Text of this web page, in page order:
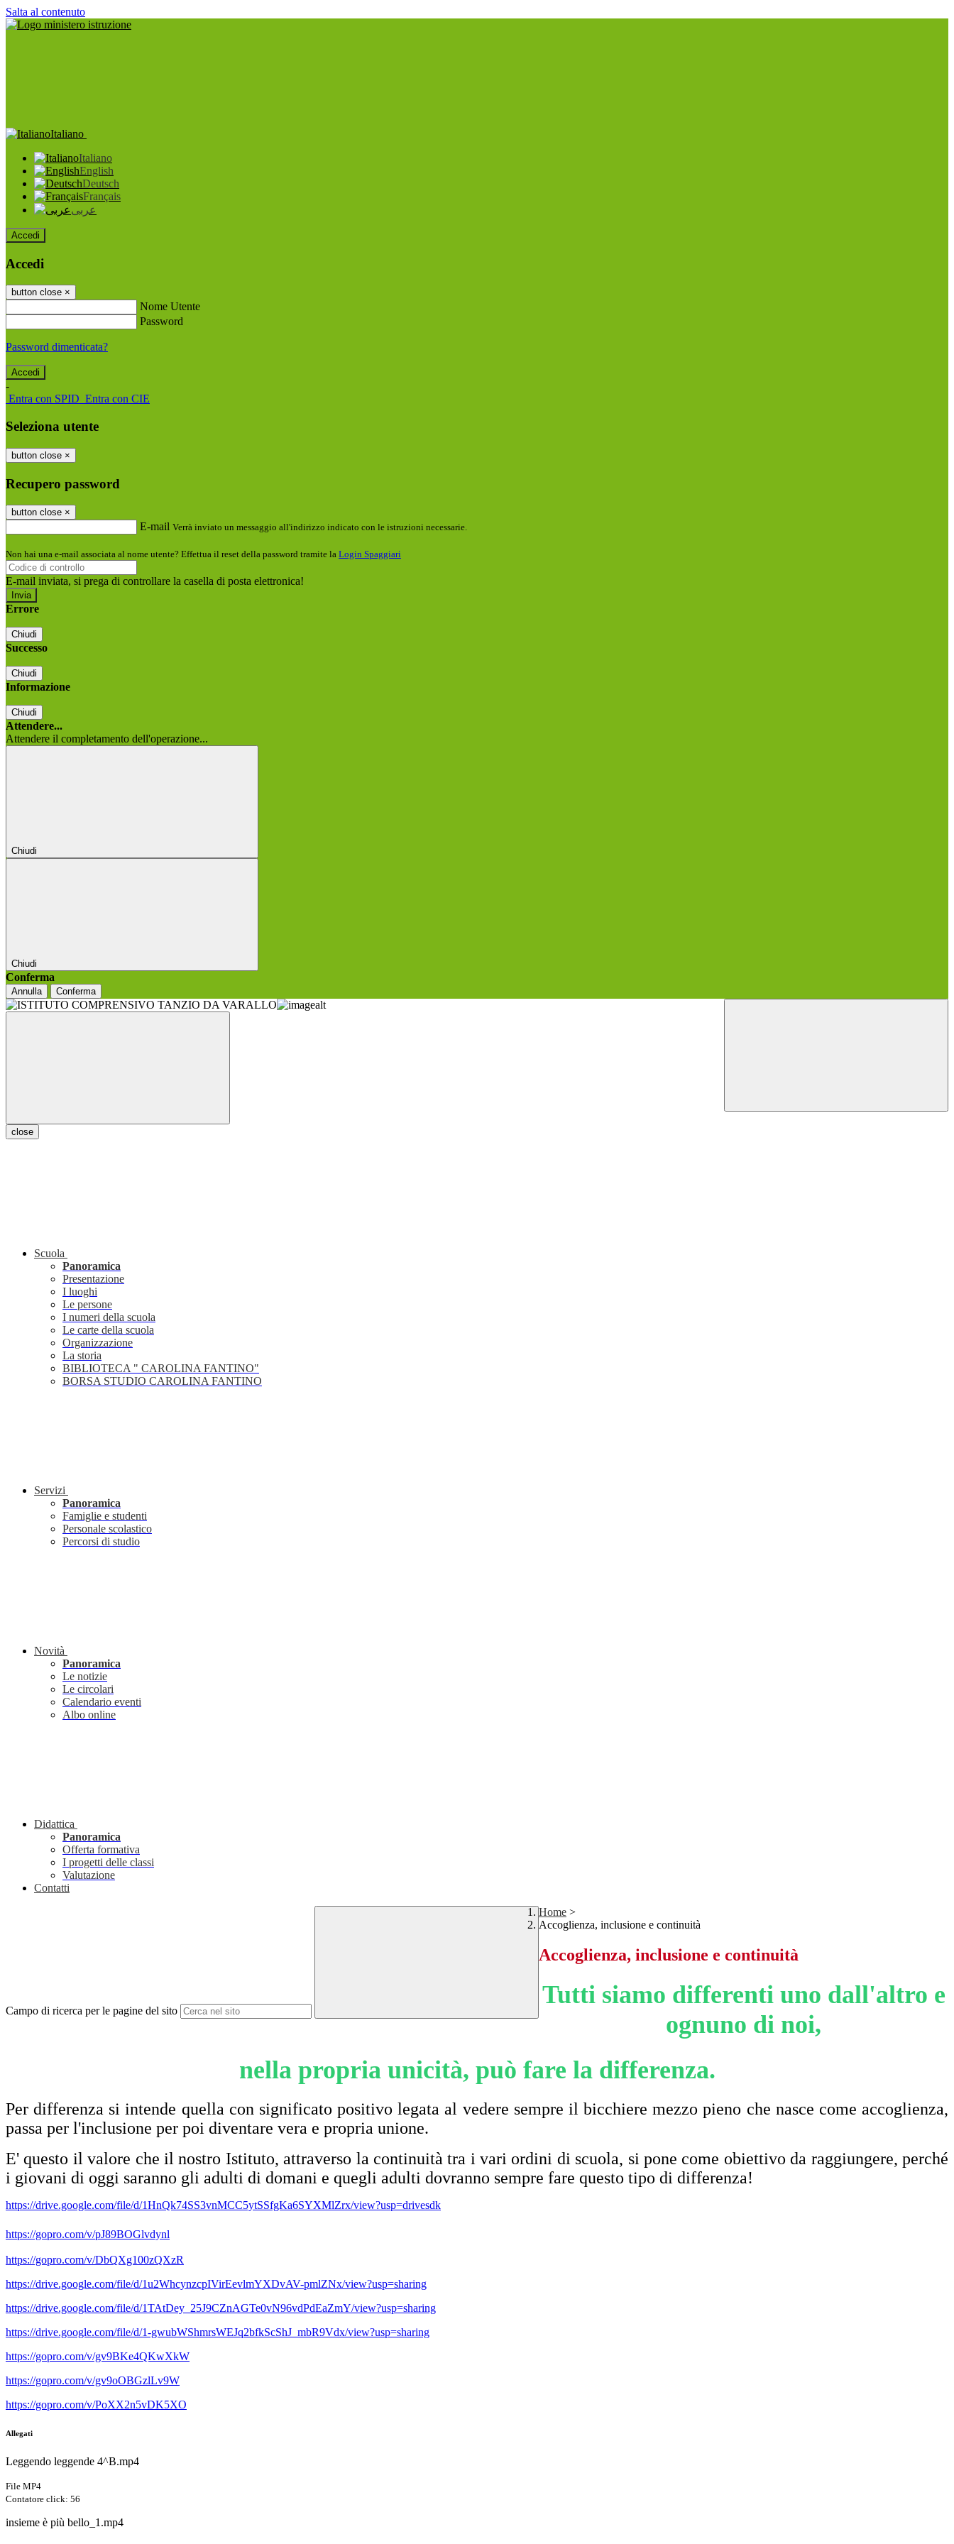
Salta al contenuto
Italiano
Italiano
English
Deutsch
Français
عربى
Accedi
Accedi
button close ×
Nome Utente
Password
Password dimenticata?
-
Entra con SPID Entra con CIE
Seleziona utente
button close ×
Recupero password
button close ×
E-mail Verrà inviato un messaggio all'indirizzo indicato con le istruzioni necessarie.
Non hai una e-mail associata al nome utente? Effettua il reset della password tramite la Login Spaggiari
E-mail inviata, si prega di controllare la casella di posta elettronica!
Errore
Chiudi
Successo
Chiudi
Informazione
Chiudi
Attendere...
Attendere il completamento dell'operazione...
Chiudi
Chiudi
Conferma
Annulla Conferma
close
Scuola
Panoramica
Presentazione
I luoghi
Le persone
I numeri della scuola
Le carte della scuola
Organizzazione
La storia
BIBLIOTECA " CAROLINA FANTINO"
BORSA STUDIO CAROLINA FANTINO
Servizi
Panoramica
Famiglie e studenti
Personale scolastico
Percorsi di studio
Novità
Panoramica
Le notizie
Le circolari
Calendario eventi
Albo online
Didattica
Panoramica
Offerta formativa
I progetti delle classi
Valutazione
Contatti
Campo di ricerca per le pagine del sito
Home >
Accoglienza, inclusione e continuità
Accoglienza, inclusione e continuità
Tutti siamo differenti uno dall'altro e
ognuno di noi,
nella propria unicità, può fare la differenza.
Per differenza si intende quella con significato positivo legata al vedere sempre il bicchiere mezzo pieno che nasce come accoglienza,
passa per l'inclusione per poi diventare vera e propria unione.
E' questo il valore che il nostro Istituto, attraverso la continuità tra i vari ordini di scuola, si pone come obiettivo da raggiungere, perché
i giovani di oggi saranno gli adulti di domani e quegli adulti dovranno sempre fare questo tipo di differenza!
https://drive.google.com/file/d/1HnQk74SS3vnMCC5ytSSfgKa6SYXMlZrx/view?usp=drivesdk
https://gopro.com/v/pJ89BOGlvdynl
https://gopro.com/v/DbQXg100zQXzR
https://drive.google.com/file/d/1u2WhcynzcpIVirEevlmYXDvAV-pmlZNx/view?usp=sharing
https://drive.google.com/file/d/1TAtDey_25J9CZnAGTe0vN96vdPdEaZmY/view?usp=sharing
https://drive.google.com/file/d/1-gwubWShmrsWEJq2bfkScShJ_mbR9Vdx/view?usp=sharing
https://gopro.com/v/gv9BKe4QKwXkW
https://gopro.com/v/gv9oOBGzlLv9W
https://gopro.com/v/PoXX2n5vDK5XO
Allegati
Leggendo leggende 4^B.mp4
File MP4
Contatore click: 56
insieme è più bello_1.mp4